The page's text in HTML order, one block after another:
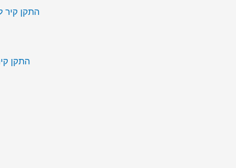
התקן